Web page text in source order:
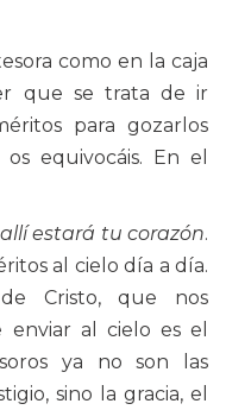
como en la caja
que se trata de ir
para gozarlos
equivocáis. En el
estará tu corazón.
al cielo día a día.
Cristo, que nos
al cielo es el
ya no son las
sino la gracia, el